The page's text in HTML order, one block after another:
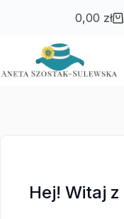
Koszyk
0,00 zł
Hej! Witaj